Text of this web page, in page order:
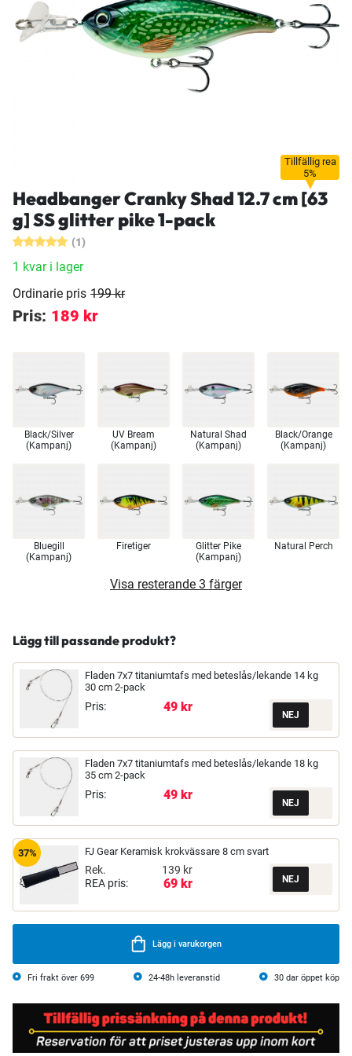
Tillfällig rea
5%
Headbanger Cranky Shad 12.7 cm [63
g] SS glitter pike 1-pack
(1)
1 kvar i lager
Ordinarie pris 199 kr
Pris: 189 kr
Black/Silver
(Kampanj)
UV Bream
(Kampanj)
Natural Shad
(Kampanj)
Black/Orange
(Kampanj)
Bluegill
(Kampanj)
Firetiger
Glitter Pike
(Kampanj)
Natural Perch
Visa resterande 3 färger
Lägg till passande produkt?
Fladen 7x7 titaniumtafs med beteslås/lekande 14 kg
30 cm 2-pack
Pris: 49 kr
Fladen 7x7 titaniumtafs med beteslås/lekande 18 kg
35 cm 2-pack
Pris: 49 kr
37% FJ Gear Keramisk krokvässare 8 cm svart
Rek.
139 kr
REA pris:
69 kr
Lägg i varukorgen
Fri frakt över 699 24-48h leveranstid 30 dar öppet köp